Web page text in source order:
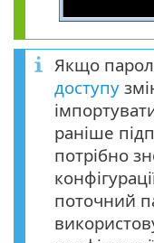
Якщо
доступу
раніше
потрібно
поточний